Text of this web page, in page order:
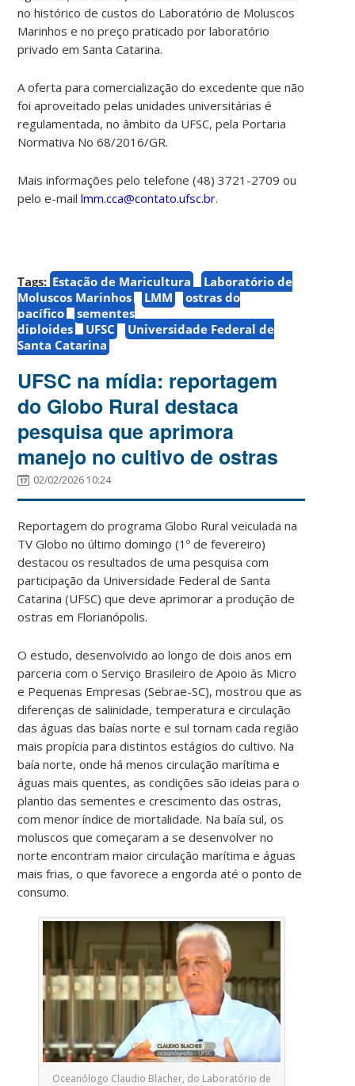
no histórico de custos do Laboratório de Moluscos
Marinhos e no preço praticado por laboratório
privado em Santa Catarina.
A oferta para comercialização do excedente que não
foi aproveitado pelas unidades universitárias é
regulamentada, no âmbito da UFSC, pela Portaria
Normativa No 68/2016/GR.
Mais informações pelo telefone (48) 3721-2709 ou
pelo e-maillmm.cca@contato.ufsc.br.
Tags: Estação de Maricultura
Laboratório de
Moluscos Marinhos
LMM
ostras do
pacífico
sementes
diploides
UFSC
Universidade Federal de
Santa Catarina
UFSC na mídia: reportagem
do Globo Rural destaca
pesquisa que aprimora
manejo no cultivo de ostras
02/02/2026 10:24
Reportagem do programa Globo Rural veiculada na
TV Globo no último domingo (1º de fevereiro)
destacou os resultados de uma pesquisa com
participação da Universidade Federal de Santa
Catarina (UFSC) que deve aprimorar a produção de
ostras em Florianópolis.
O estudo, desenvolvido ao longo de dois anos em
parceria com o Serviço Brasileiro de Apoio às Micro
e Pequenas Empresas (Sebrae-SC), mostrou que as
diferenças de salinidade, temperatura e circulação
das águas das baías norte e sul tornam cada região
mais propícia para distintos estágios do cultivo. Na
baía norte, onde há menos circulação marítima e
águas mais quentes, as condições são ideias para o
plantio das sementes e crescimento das ostras,
com menor índice de mortalidade. Na baía sul, os
moluscos que começaram a se desenvolver no
norte encontram maior circulação marítima e águas
mais frias, o que favorece a engorda até o ponto de
consumo.
Oceanólogo Claudio Blacher, do Laboratório de